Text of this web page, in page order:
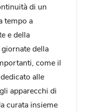
di un
tempo a
e della
della
come il
alle
apparecchi di
curata insieme